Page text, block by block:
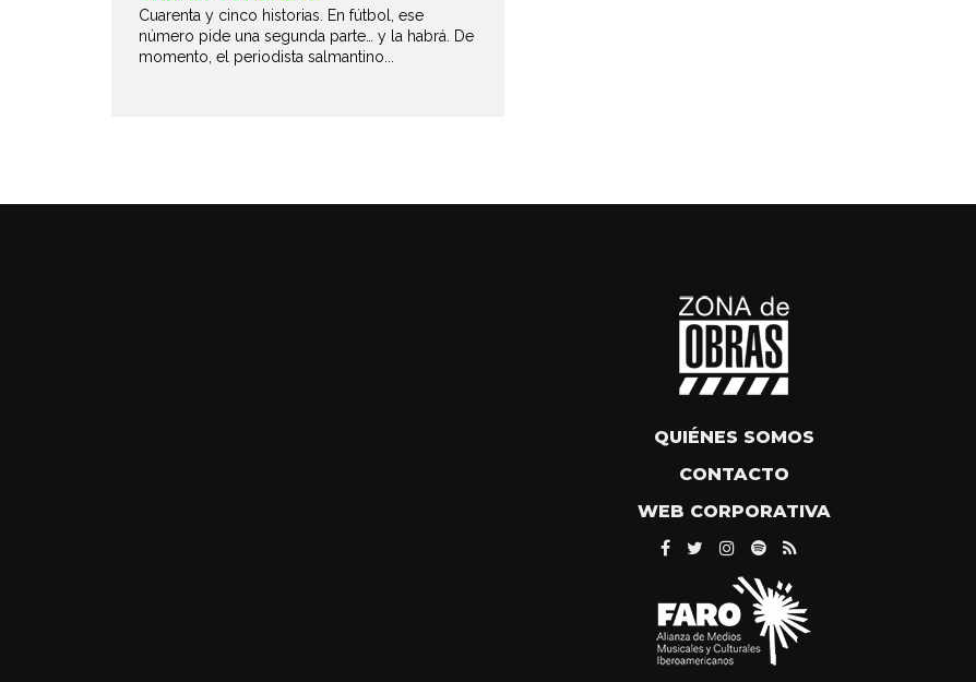
Cuarenta y cinco historias. En fútbol, ese
número pide una segunda parte… y la habrá. De
momento, el periodista salmantino...
QUIÉNES SOMOS
CONTACTO
WEB CORPORATIVA